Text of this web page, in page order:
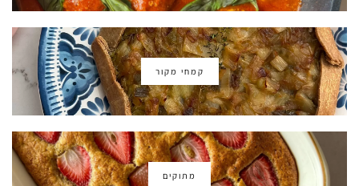
קמחי מקור
מתוקים